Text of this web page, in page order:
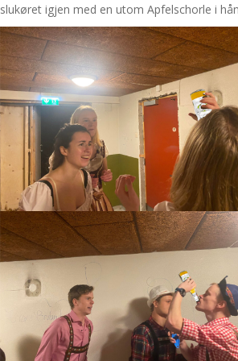
slukøret igjen med en utom Apfelschorle i